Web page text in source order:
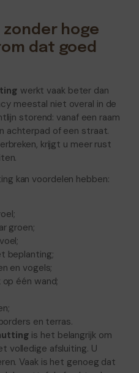
zonder hoge
dat goed
werkt vaak beter dan
meestal niet overal in de
storend: vanaf een raam
achterpad of een straat.
krijgt u meer rust
kan voordelen hebben:
groen;
beplanting;
en vogels;
één wand;
en terras.
is het belangrijk om
volledige afsluiting. U
Vaak is het genoeg dat